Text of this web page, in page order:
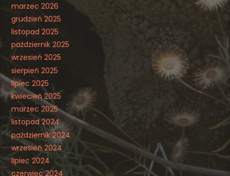
marzec 2026
grudzień 2025
listopad 2025
październik 2025
wrzesień 2025
sierpień 2025
lipiec 2025
kwiecień 2025
marzec 2025
listopad 2024
październik 2024
wrzesień 2024
lipiec 2024
czerwiec 2024